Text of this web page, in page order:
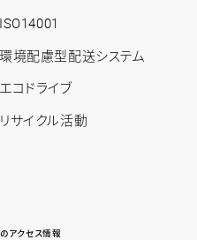
ト
ッ
プ
ISO14001
環境配慮型配送システム
エコドライブ
リサイクル活動
アクセス情報